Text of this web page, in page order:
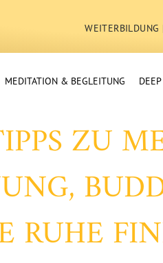
WEITERBILDUNG
MEDITATION & BEGLEITUNG
ZU
RUHE